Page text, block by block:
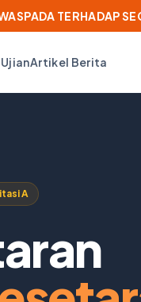
TERHADAP
Artikel Berita
A